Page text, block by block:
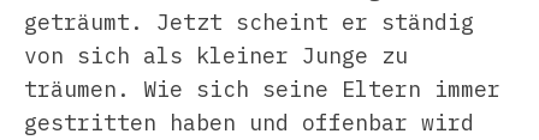
geträumt. Jetzt scheint er ständig
von sich als kleiner Junge zu
träumen. Wie sich seine Eltern immer
gestritten haben und offenbar wird